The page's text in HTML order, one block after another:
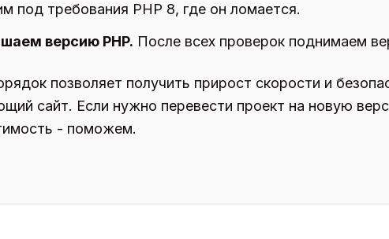
под требования PHP 8, где он ломается.
версию PHP. После всех проверок поднимаем
позволяет получить прирост скорости и
сайт. Если нужно перевести проект на новую
- поможем.